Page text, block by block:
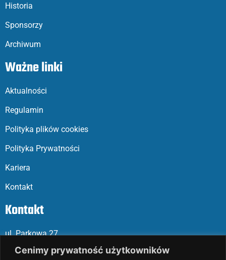
Cenimy prywatność użytkowników
Historia
Sponsorzy
Archiwum
Ważne linki
Aktualności
Regulamin
Polityka plików cookies
Polityka Prywatności
Kariera
Kontakt
Kontakt
ul. Parkowa 27
05-120 Legionowo